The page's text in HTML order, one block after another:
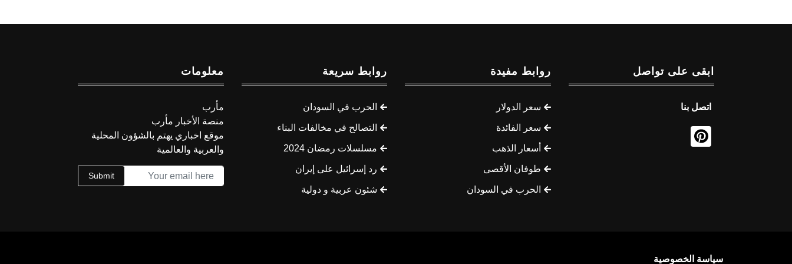
ابقى على تواصل
اتصل بنا
روابط مفيدة
سعر الدولار
سعر الفائدة
أسعار الذهب
طوفان الأقصى
الحرب في السودان
روابط سريعة
الحرب في السودان
التصالح في مخالفات البناء
مسلسلات رمضان 2024
رد إسرائيل على إيران
شئون عربية و دولية
معلومات
مأرب
منصة الأخبار مأرب
موقع اخباري يهتم بالشؤون المحلية
والعربية والعالمية
Submit
سياسة الخصوصية